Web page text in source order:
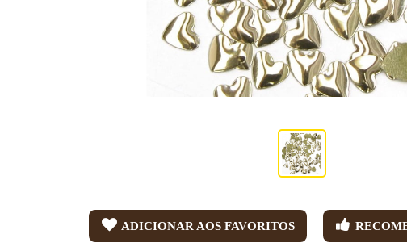
ADICIONAR AOS FAVORITOS